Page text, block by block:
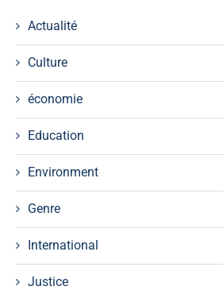
Actualité
Culture
économie
Education
Environment
Genre
International
Justice